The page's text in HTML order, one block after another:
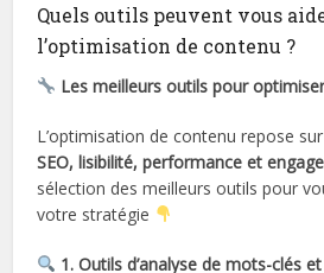
Quels outils peuvent vous
l’optimisation de contenu ?
Les meilleurs outils pour
L’optimisation de contenu repose
SEO, lisibilité, performance et
sélection des meilleurs outils pour
votre stratégie
1. Outils d’analyse de mots-clés et